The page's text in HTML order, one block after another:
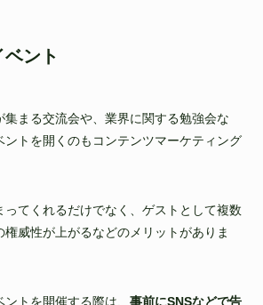
ント
集まる交流会や、業界に関する勉強会な
ントを開くのもコンテンツマーケティング
てくれるだけでなく、ゲストとして複数
威性が上がるなどのメリットがありま
トを開催する際は、 事前にSNSなどで告